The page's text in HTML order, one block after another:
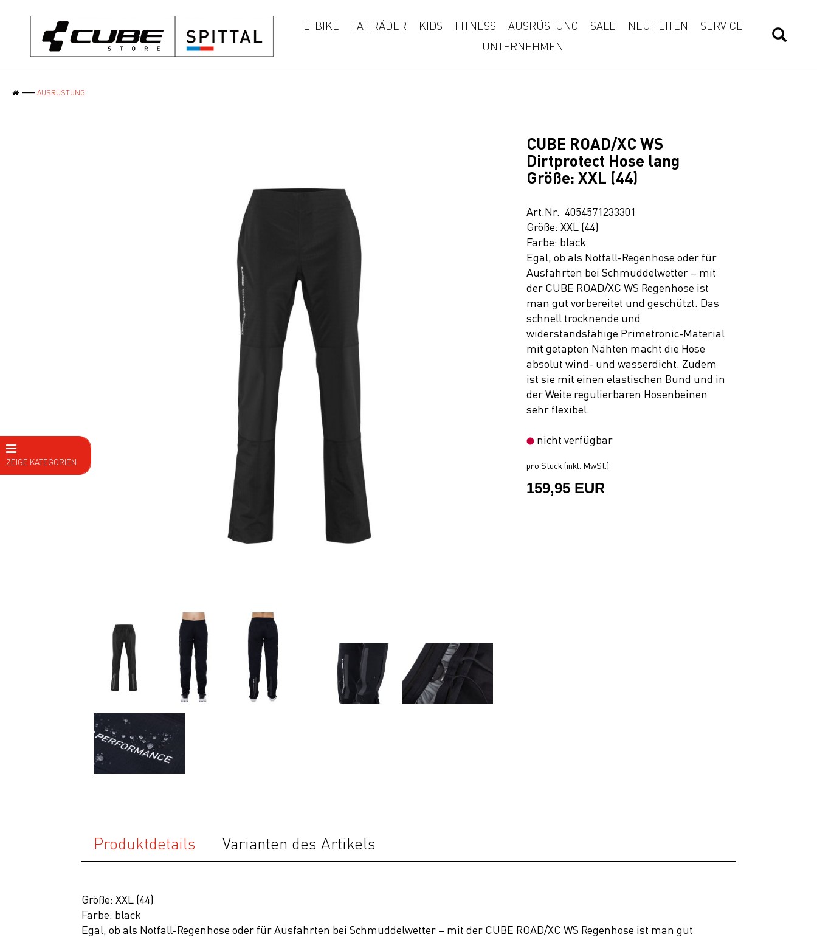
E-BIKE FAHRÄDER KIDS FITNESS AUSRÜSTUNG SALE NEUHEITEN
SERVICE
UNTERNEHMEN
AUSRÜSTUNG
ZEIGE KATEGORIEN
Fahrradanhänger
CUBE ROAD/XC WS
Dirtprotect Hose lang
Größe: XXL (44)
Art.Nr. 4054571233301
Größe: XXL (44)
Farbe: black
Egal, ob als Notfall-Regenhose oder für
Ausfahrten bei Schmuddelwetter – mit
der CUBE ROAD/XC WS Regenhose ist
man gut vorbereitet und geschützt. Das
schnell trocknende und
widerstandsfähige Primetronic-Material
mit getapten Nähten macht die Hose
absolut wind- und wasserdicht. Zudem
ist sie mit einen elastischen Bund und in
der Weite regulierbaren Hosenbeinen
sehr flexibel.
nicht verfügbar
pro Stück (inkl. MwSt.)
159,95 EUR
Produktdetails Varianten des Artikels
Größe: XXL (44)
Farbe: black
Egal, ob als Notfall-Regenhose oder für Ausfahrten bei Schmuddelwetter – mit der CUBE ROAD/XC WS Regenhose ist man gut